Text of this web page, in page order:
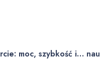
moc, szybkość i…